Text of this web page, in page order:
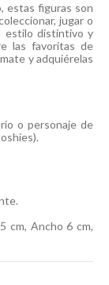
estas figuras son
jugar o
estilo distintivo y
las favoritas de
y adquiérelas
o personaje de
cm, Ancho 6 cm,